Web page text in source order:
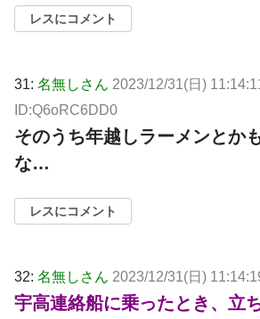
レスにコメント
31: 名無しさん 2023/12/31(日)
ID:Q6oRC6DD0
そのうち年越しラーメンとか
な…
レスにコメント
32: 名無しさん 2023/12/31(日)
宇高連絡船に乗ったとき、立